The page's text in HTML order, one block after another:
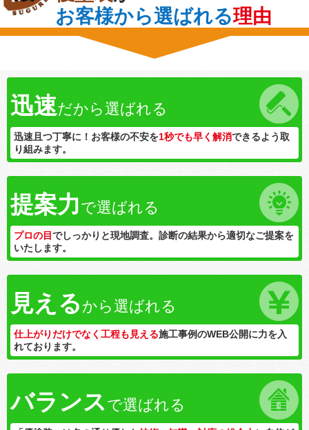
お客様から選ばれる理由
迅速だから選ばれる
迅速且つ丁寧に！お客様の不安を1秒でも早く解消できるよう取
り組みます。
提案力で選ばれる
プロの目でしっかりと現地調査。診断の結果から適切なご提案を
いたします。
見える から選ばれる
仕上がりだけでなく工程も見える施工事例のWEB公開に力を入
れております。
バランスで選ばれる